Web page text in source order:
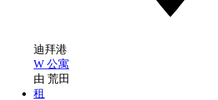
迪拜港
W 公寓
由 荒田
租